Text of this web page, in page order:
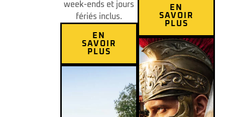
week-ends et jours
fériés inclus.
EN
SAVOIR
PLUS
EN
SAVOIR
PLUS